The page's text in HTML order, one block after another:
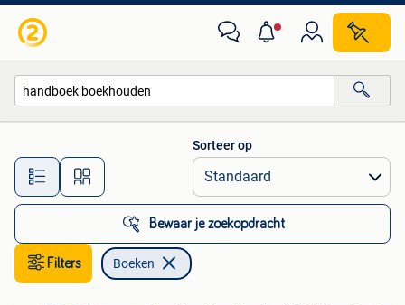
Alle afstanden…
Sorteer op
Bewaar je zoekopdracht
Filters Boeken